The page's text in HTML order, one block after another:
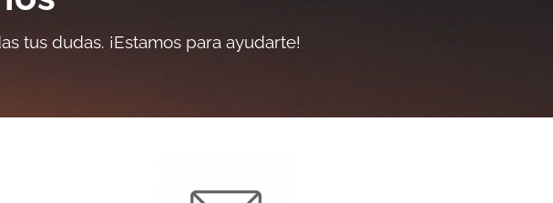
tus dudas. ¡Estamos para ayudarte!